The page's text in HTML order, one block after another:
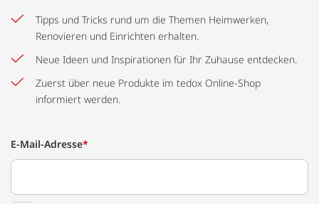
Tipps und Tricks rund um die Themen Heimwerken,
Renovieren und Einrichten erhalten.
Neue Ideen und Inspirationen für Ihr Zuhause entdecken.
Zuerst über neue Produkte im tedox Online-Shop
informiert werden.
E-Mail-Adresse*